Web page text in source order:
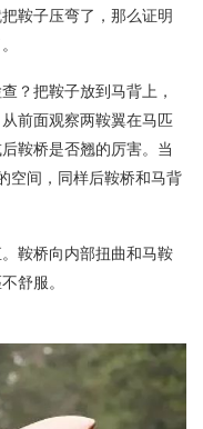
鞍子压弯了，那么证明
？把鞍子放到马背上，
前面观察两鞍翼在马匹
鞍桥是否翘的厉害。当
空间，同样后鞍桥和马背
鞍桥向内部扭曲和马鞍
舒服。